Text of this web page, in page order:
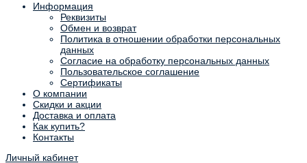
Информация
Реквизиты
Обмен и возврат
Политика в отношении обработки персональных
данных
Согласие на обработку персональных данных
Пользовательское соглашение
Сертификаты
О компании
Скидки и акции
Доставка и оплата
Как купить?
Контакты
Личный кабинет